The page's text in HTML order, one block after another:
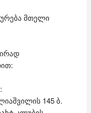
მთელი
145 ბ.